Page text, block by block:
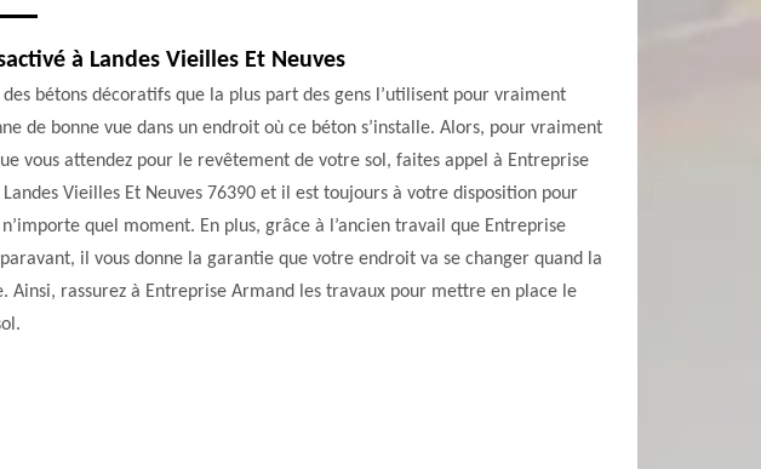
à Landes Vieilles Et Neuves
des bétons décoratifs que la plus part des gens l’utilisent pour vraiment
de bonne vue dans un endroit où ce béton s’installe. Alors, pour vraiment
vous attendez pour le revêtement de votre sol, faites appel à Entreprise
Vieilles Et Neuves 76390 et il est toujours à votre disposition pour
quel moment. En plus, grâce à l’ancien travail que Entreprise
il vous donne la garantie que votre endroit va se changer quand la
Ainsi, rassurez à Entreprise Armand les travaux pour mettre en place le